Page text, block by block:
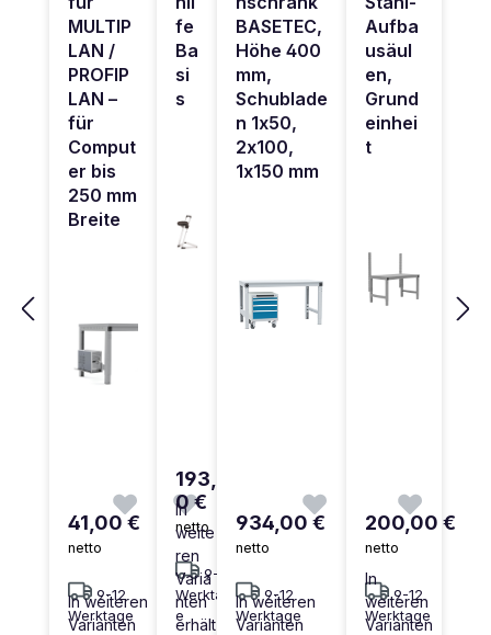
MULTIP
LAN /
PROFIP
LAN –
für
Comput
er bis
250 mm
Breite
41,00 €
netto
9-12
Werktage
In weiteren
Varianten
fe
Ba
si
s
193,0
0 €
netto
9-12
Werktag
e
In
weite
ren
Varia
nten
erhält
BASETEC,
Höhe 400
mm,
Schublade
n 1x50,
2x100,
1x150 mm
934,00 €
netto
9-12
Werktage
In weiteren
Varianten
Aufba
usäul
en,
Grund
einhei
t
200,00 €
netto
9-12
Werktage
In
weiteren
Varianten